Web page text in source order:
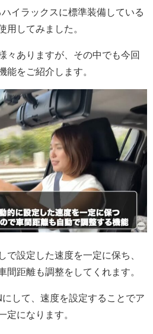
イラックスに標準装備している
用してみました。
々ありますが、その中でも今回
能をご紹介します。
で設定した速度を一定に保ち、
距離も調整をしてくれます。
して、速度を設定することでア
定になります。